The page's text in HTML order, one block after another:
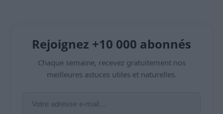
Rejoignez +10 000 abonnés
Chaque semaine, recevez gratuitement nos
meilleures astuces utiles et naturelles.